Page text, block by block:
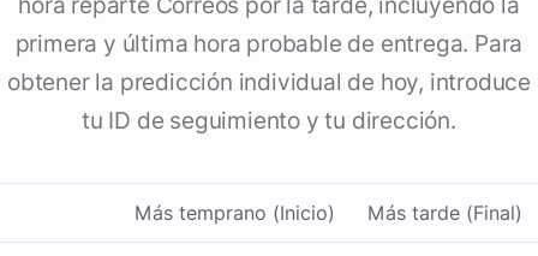
hora reparte Correos por la tarde, incluyendo la
primera y última hora probable de entrega. Para
obtener la predicción individual de hoy, introduce
tu ID de seguimiento y tu dirección.
Más temprano (Inicio) Más tarde (Final)